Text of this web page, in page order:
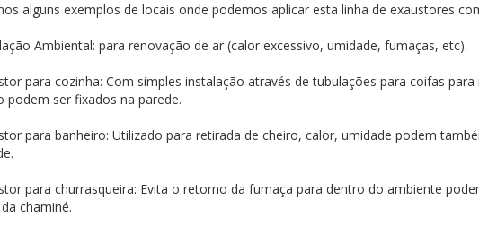
alguns exemplos de locais onde podemos aplicar esta linha de exaustores
Ambiental: para renovação de ar (calor excessivo, umidade, fumaças, etc).
para cozinha: Com simples instalação através de tubulações para coifas
podem ser fixados na parede.
para banheiro: Utilizado para retirada de cheiro, calor, umidade podem
para churrasqueira: Evita o retorno da fumaça para dentro do ambiente
chaminé.